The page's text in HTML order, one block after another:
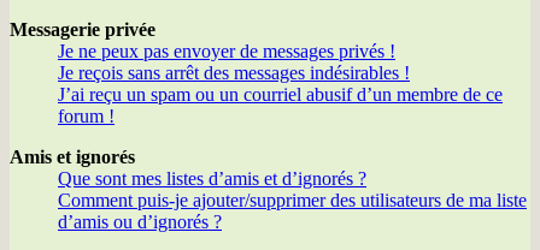
Messagerie privée
Je ne peux pas envoyer de messages privés !
Je reçois sans arrêt des messages indésirables !
J’ai reçu un spam ou un courriel abusif d’un membre de ce
forum !
Amis et ignorés
Que sont mes listes d’amis et d’ignorés ?
Comment puis-je ajouter/supprimer des utilisateurs de ma liste
d’amis ou d’ignorés ?